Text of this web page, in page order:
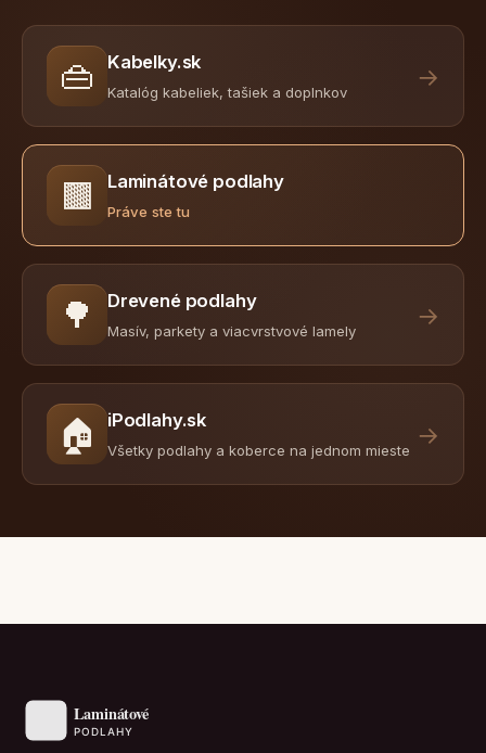
👜 Kabelky.sk
Katalóg kabeliek, tašiek a doplnkov
→
🟫 Laminátové podlahy
Práve ste tu
🌳 Drevené podlahy
Masív, parkety a viacvrstvové lamely
→
🏠 iPodlahy.sk
Všetky podlahy a koberce na jednom mieste
→